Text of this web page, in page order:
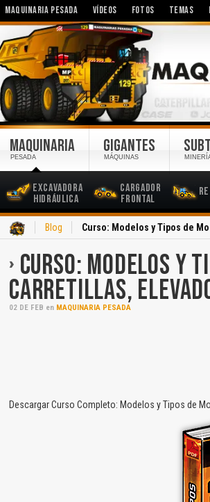
MAQUINARIA PESADA VÍDEOS FOTOS TEMAS
MAQUINARIA
PESADA
Excavadora
Hidráulica
Cargador
Frontal
GIGANTES
MÁQUINAS
Blog Curso: Modelos y Tipos de
CURSO: MODELOS Y
CARRETILLAS,
02 DE FEB en MAQUINARIA PESADA
Descargar Curso Completo: Modelos y Tipos de